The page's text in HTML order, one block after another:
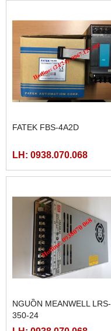
FATEK FBS-4A2D
LH: 0938.070.068
NGUỒN MEANWELL LRS-
350-24